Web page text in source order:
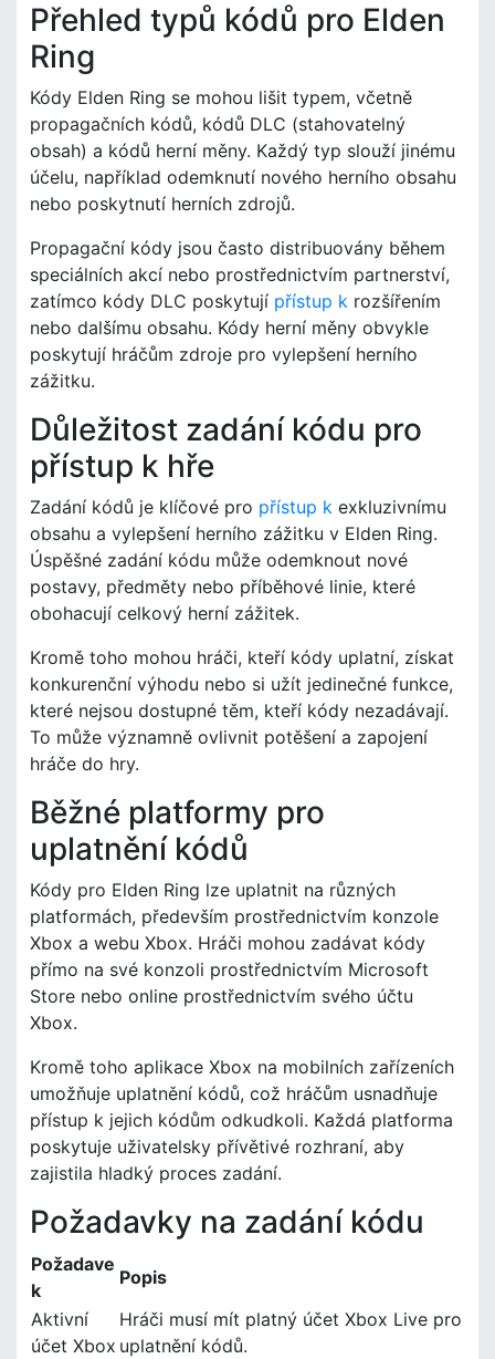
Přehled typů kódů pro Elden
Ring
Kódy Elden Ring se mohou lišit typem, včetně
propagačních kódů, kódů DLC (stahovatelný
obsah) a kódů herní měny. Každý typ slouží jinému
účelu, například odemknutí nového herního obsahu
nebo poskytnutí herních zdrojů.
Propagační kódy jsou často distribuovány během
speciálních akcí nebo prostřednictvím partnerství,
zatímco kódy DLC poskytují přístup k rozšířením
nebo dalšímu obsahu. Kódy herní měny obvykle
poskytují hráčům zdroje pro vylepšení herního
zážitku.
Důležitost zadání kódu pro
přístup k hře
Zadání kódů je klíčové pro přístup k exkluzivnímu
obsahu a vylepšení herního zážitku v Elden Ring.
Úspěšné zadání kódu může odemknout nové
postavy, předměty nebo příběhové linie, které
obohacují celkový herní zážitek.
Kromě toho mohou hráči, kteří kódy uplatní, získat
konkurenční výhodu nebo si užít jedinečné funkce,
které nejsou dostupné těm, kteří kódy nezadávají.
To může významně ovlivnit potěšení a zapojení
hráče do hry.
Běžné platformy pro
uplatnění kódů
Kódy pro Elden Ring lze uplatnit na různých
platformách, především prostřednictvím konzole
Xbox a webu Xbox. Hráči mohou zadávat kódy
přímo na své konzoli prostřednictvím Microsoft
Store nebo online prostřednictvím svého účtu
Xbox.
Kromě toho aplikace Xbox na mobilních zařízeních
umožňuje uplatnění kódů, což hráčům usnadňuje
přístup k jejich kódům odkudkoli. Každá platforma
poskytuje uživatelsky přívětivé rozhraní, aby
zajistila hladký proces zadání.
Požadavky na zadání kódu
Požadave
k
Popis
Aktivní
účet Xbox
Hráči musí mít platný účet Xbox Live pro
uplatnění kódů.